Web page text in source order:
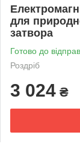
для
затвора
Готово до
Роздріб
3 024 ₴